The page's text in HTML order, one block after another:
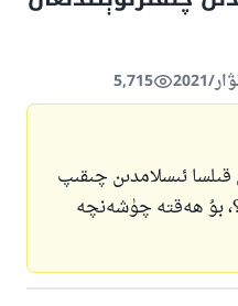
5,715
ئىسلامدىن چىقىپ
بۇ ھەقتە چۈشەنچە